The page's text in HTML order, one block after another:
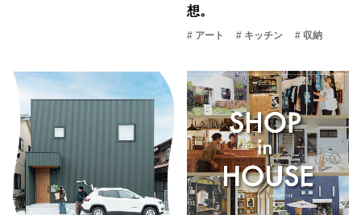
想。
# アート # キッチン # 収納